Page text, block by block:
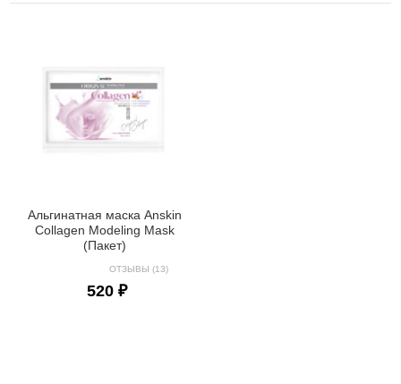
Альгинатная маска Anskin
Collagen Modeling Mask
(Пакет)
ОТЗЫВЫ (13)
520 ₽